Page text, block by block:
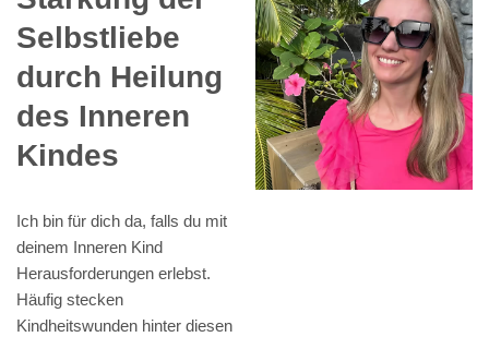
Selbstliebe
durch Heilung
des Inneren
Kindes
Ich bin für dich da, falls du mit
deinem Inneren Kind
Herausforderungen erlebst.
Häufig stecken
Kindheitswunden hinter diesen